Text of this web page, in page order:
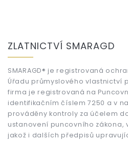
ZLATNICTVÍ SMARAGD
SMARAGD® je registrovaná
Úřadu průmyslového vlastnictví
firma je registrovaná na
identifikačním číslem 7250 a v
prováděny kontroly za účelem
ustanovení puncovního zákona,
jakož i dalších předpisů